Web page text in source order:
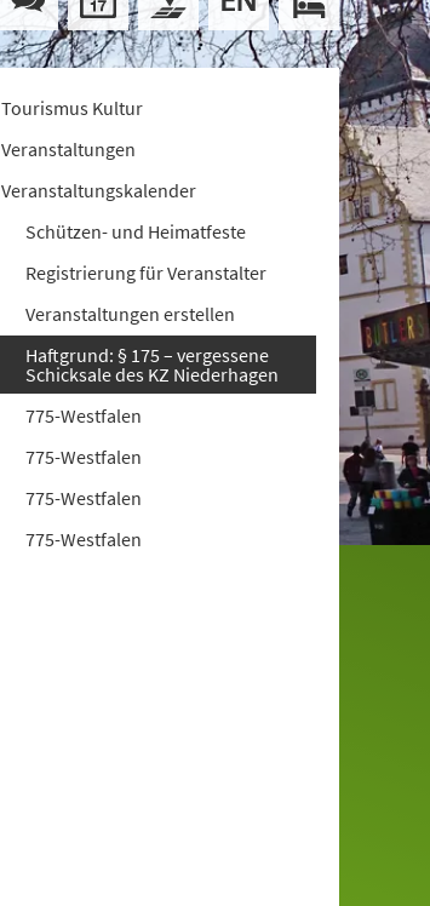
Tourismus Kultur
Veranstaltungen
Veranstaltungskalender
Schützen- und Heimatfeste
Registrierung für Veranstalter
Veranstaltungen erstellen
Haftgrund: § 175 – vergessene
Schicksale des KZ Niederhagen
775-Westfalen
775-Westfalen
775-Westfalen
775-Westfalen